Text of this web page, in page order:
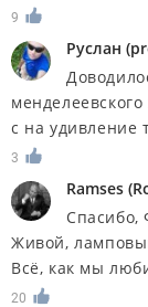
9
Руслан (
с на удивление
3
Ramses (
Спасибо,
Живой,
Всё, как мы
20